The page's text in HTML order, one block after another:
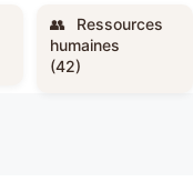
Ressources
humaines
(42)